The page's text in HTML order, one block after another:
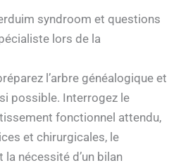
syndroom et questions
lors de la
l’arbre généalogique et
possible. Interrogez le
fonctionnel attendu,
et chirurgicales, le
nécessité d’un bilan